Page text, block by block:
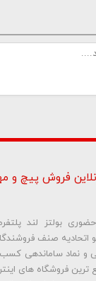
نمایش داده نخواهد
فروش پیچ و
بولتز لند
اتحادیه صنف
و نماد ساماندهی
ترین فروشگاه های